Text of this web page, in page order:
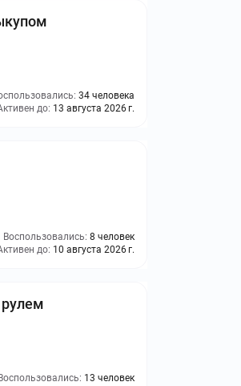
34 человека
до: 13 августа 2026 г.
Воспользовались: 8 человек
до: 10 августа 2026 г.
Воспользовались: 13 человек